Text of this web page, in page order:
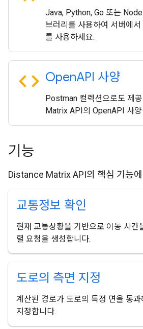
Java, Python, Go 또는
브러리를 사용하여 서버에
를 사용하세요.
code OpenAPI 사양
Postman 컬렉션으로도 제
Matrix API의 OpenAPI 사양
기능
Distance Matrix API의 핵심 기능
교통정보 확인
현재 교통상황을 기반으로 이동 시간
렬 요청을 생성합니다.
도로의 측면 지정
계산된 경로가 도로의 특정 면을 통
지정합니다.